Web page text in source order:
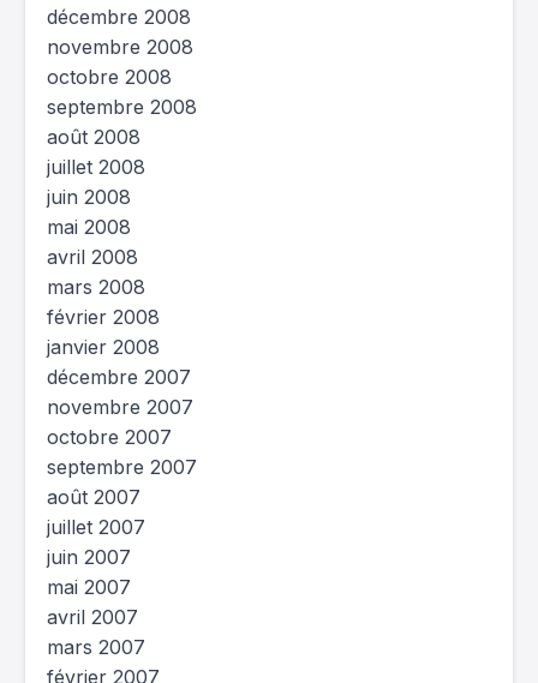
décembre 2008
novembre 2008
octobre 2008
septembre 2008
août 2008
juillet 2008
juin 2008
mai 2008
avril 2008
mars 2008
février 2008
janvier 2008
décembre 2007
novembre 2007
octobre 2007
septembre 2007
août 2007
juillet 2007
juin 2007
mai 2007
avril 2007
mars 2007
février 2007